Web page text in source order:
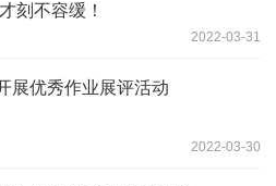
刻不容缓！
2022-03-31
展优秀作业展评活动
2022-03-30